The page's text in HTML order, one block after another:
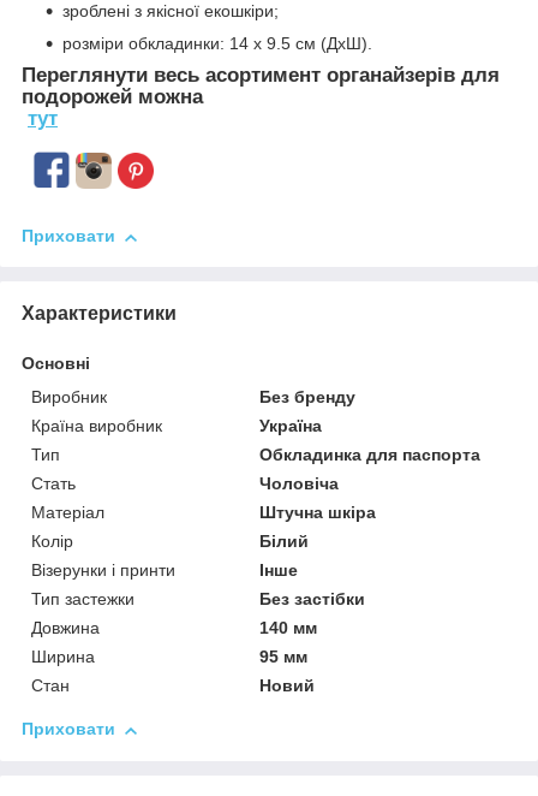
зроблені з якісної екошкіри;
розміри обкладинки: 14 х 9.5 см (ДхШ).
Переглянути весь асортимент органайзерів для
подорожей можна
тут
Приховати
Характеристики
Основні
Виробник
Без бренду
Країна виробник
Україна
Тип
Обкладинка для паспорта
Стать
Чоловіча
Матеріал
Штучна шкіра
Колір
Білий
Візерунки і принти
Інше
Тип застежки
Без застібки
Довжина
140 мм
Ширина
95 мм
Стан
Новий
Приховати